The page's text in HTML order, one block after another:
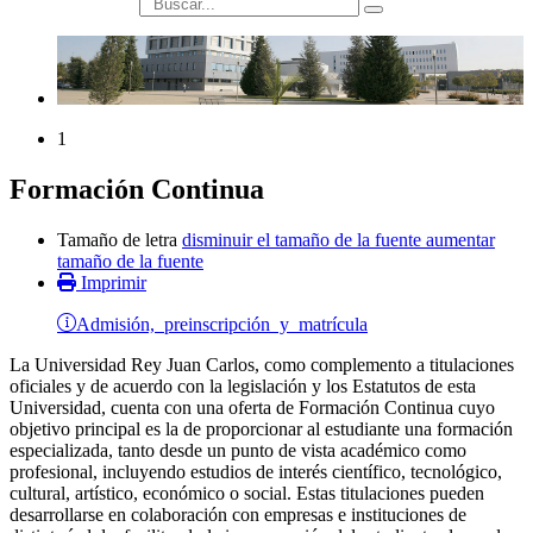
1
Formación Continua
Tamaño de letra disminuir el tamaño de la fuente aumentar
tamaño de la fuente
Imprimir
Admisión, preinscripción y matrícula
La Universidad Rey Juan Carlos, como complemento a titulaciones
oficiales y de acuerdo con la legislación y los Estatutos de esta
Universidad, cuenta con una oferta de Formación Continua cuyo
objetivo principal es la de proporcionar al estudiante una formación
especializada, tanto desde un punto de vista académico como
profesional, incluyendo estudios de interés científico, tecnológico,
cultural, artístico, económico o social. Estas titulaciones pueden
desarrollarse en colaboración con empresas e instituciones de